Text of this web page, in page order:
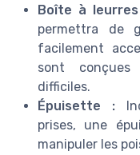
Boîte à
permettra de
facilement
sont
difficiles.
Épuisette :
prises, une
manipuler les